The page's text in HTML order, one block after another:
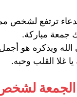
ترتفع لشخص
جمعة مباركة.
الله ويذكره هو
غلا القلب وحبه.